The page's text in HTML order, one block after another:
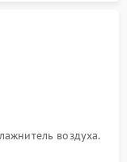
воздуха.